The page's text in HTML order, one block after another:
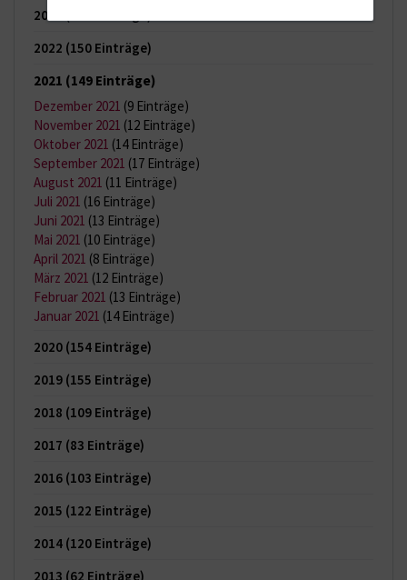
2023
2022 (150 Einträge)
2021 (149 Einträge)
Dezember 2021 (9 Einträge)
November 2021 (12 Einträge)
Oktober 2021 (14 Einträge)
September 2021 (17 Einträge)
August 2021 (11 Einträge)
Juli 2021 (16 Einträge)
Juni 2021 (13 Einträge)
Mai 2021 (10 Einträge)
April 2021 (8 Einträge)
März 2021 (12 Einträge)
Februar 2021 (13 Einträge)
Januar 2021 (14 Einträge)
2020 (154 Einträge)
2019 (155 Einträge)
2018 (109 Einträge)
2017 (83 Einträge)
2016 (103 Einträge)
2015 (122 Einträge)
2014 (120 Einträge)
2013 (62 Einträge)